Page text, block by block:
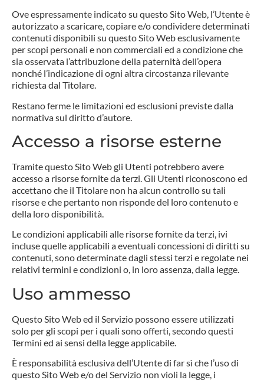
Ove espressamente indicato su questo Sito Web, l’Utente è
autorizzato a scaricare, copiare e/o condividere determinati
contenuti disponibili su questo Sito Web esclusivamente
per scopi personali e non commerciali ed a condizione che
sia osservata l’attribuzione della paternità dell’opera
nonché l’indicazione di ogni altra circostanza rilevante
richiesta dal Titolare.
Restano ferme le limitazioni ed esclusioni previste dalla
normativa sul diritto d’autore.
Accesso a risorse esterne
Tramite questo Sito Web gli Utenti potrebbero avere
accesso a risorse fornite da terzi. Gli Utenti riconoscono ed
accettano che il Titolare non ha alcun controllo su tali
risorse e che pertanto non risponde del loro contenuto e
della loro disponibilità.
Le condizioni applicabili alle risorse fornite da terzi, ivi
incluse quelle applicabili a eventuali concessioni di diritti su
contenuti, sono determinate dagli stessi terzi e regolate nei
relativi termini e condizioni o, in loro assenza, dalla legge.
Uso ammesso
Questo Sito Web ed il Servizio possono essere utilizzati
solo per gli scopi per i quali sono offerti, secondo questi
Termini ed ai sensi della legge applicabile.
È responsabilità esclusiva dell’Utente di far sì che l’uso di
questo Sito Web e/o del Servizio non violi la legge, i